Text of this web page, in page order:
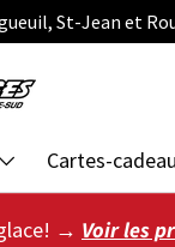
St-Jean et
Cartes-
→ Voir les